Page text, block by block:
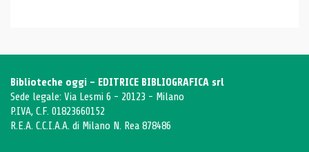
Biblioteche oggi - EDITRICE BIBLIOGRAFICA srl
Sede legale: Via Lesmi 6 - 20123 - Milano
P.IVA, C.F. 01823660152
R.E.A. C.C.I.A.A. di Milano N. Rea 878486